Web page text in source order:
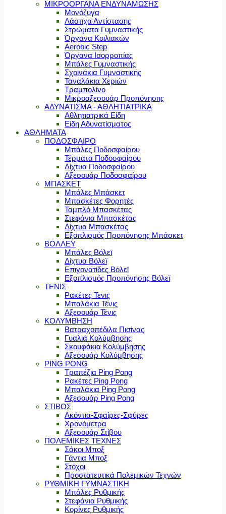
ΜΙΚΡΟΟΡΓΑΝΑ ΕΝΔΥΝΑΜΩΣΗΣ
Μονόζυγα
Λάστιχα Αντίστασης
Στρώματα Γυμναστικής
Όργανα Κοιλιακών
Aerobic Step
Όργανα Ισορροπίας
Μπάλες Γυμναστικής
Σχοινάκια Γυμναστικής
Ταναλάκια Χεριών
Τραμπολίνο
Μικροαξεσουάρ Προπόνησης
ΑΔΥΝΑΤΙΣΜΑ - ΑΘΛΗΤΙΑΤΡΙΚΑ
Αθλητιατρικά Είδη
Είδη Αδυνατίσματος
ΑΘΛΗΜΑΤΑ
ΠΟΔΟΣΦΑΙΡΟ
Μπάλες Ποδοσφαίρου
Τέρματα Ποδοσφαίρου
Δίχτυα Ποδοσφαίρου
Αξεσουάρ Ποδοσφαίρου
ΜΠΑΣΚΕΤ
Μπάλες Μπάσκετ
Μπασκέτες Φορητές
Ταμπλό Μπασκέτας
Στεφάνια Μπασκέτας
Δίχτυα Μπασκέτας
Εξοπλισμός Προπόνησης Μπάσκετ
ΒΟΛΛΕΥ
Μπάλες Βόλεϊ
Δίχτυα Βόλεϊ
Επιγονατίδες Βόλεϊ
Εξοπλισμός Προπόνησης Βόλεϊ
ΤΕΝΙΣ
Ρακέτες Τενις
Μπαλάκια Τένις
Αξεσουάρ Τένις
ΚΟΛΥΜΒΗΣΗ
Βατραχοπέδιλα Πισίνας
Γυαλιά Κολύμβησης
Σκουφάκια Κολύμβησης
Αξεσουάρ Κολύμβησης
PING PONG
Τραπέζια Ping Pong
Ρακέτες Ping Pong
Μπαλάκια Ping Pong
Αξεσουάρ Ping Pong
ΣΤΙΒΟΣ
Ακόντια-Σφαίρες-Σφύρες
Χρονόμετρα
Αξεσουάρ Στίβου
ΠΟΛΕΜΙΚΕΣ ΤΕΧΝΕΣ
Σάκοι Μποξ
Γάντια Μποξ
Στόχοι
Προστατευτικά Πολεμικών Τεχνών
ΡΥΘΜΙΚΗ ΓΥΜΝΑΣΤΙΚΗ
Μπάλες Ρυθμικής
Στεφάνια Ρυθμικής
Κορίνες Ρυθμικής